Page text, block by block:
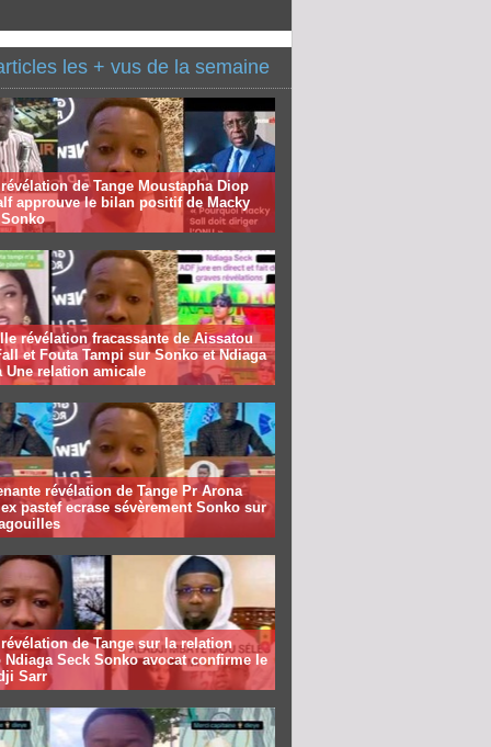
les + vus de la semaine
de Tange Moustapha Diop
approuve le bilan positif de Macky
révélation fracassante de Aissatou
et Fouta Tampi sur Sonko et Ndiaga
Une relation amicale
révélation de Tange Pr Arona
pastef ecrase sévèrement Sonko sur
de Tange sur la relation
Ndiaga Seck Sonko avocat confirme le
Sarr